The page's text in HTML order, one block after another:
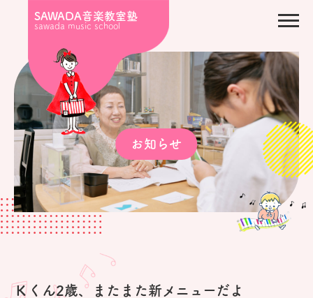
SAWADA音楽教室塾
sawada music school
お知らせ
Ｋくん2歳、またまた新メニューだよ